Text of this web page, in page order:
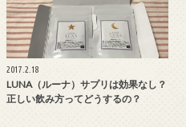
2017.2.18
LUNA（ルーナ）サプリは効果なし？
正しい飲み方ってどうするの？